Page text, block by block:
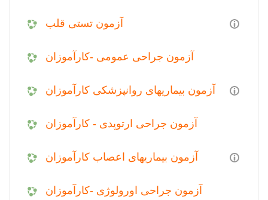
آزمون تستی قلب
آزمون جراحی عمومی -کارآموزان
آزمون بیماریهای روانپزشکی کارآموزان
آزمون جراحی ارتوپدی - کارآموزان
آزمون بیماریهای اعصاب کارآموزان
آزمون جراحی اورولوژی -کارآموزان